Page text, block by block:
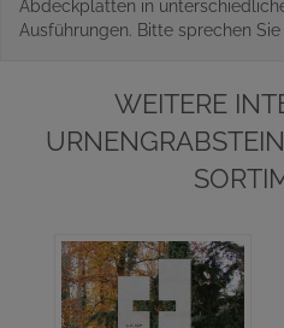
Abdeckplatten in
Ausführungen. Bitte sprechen Sie
WEITERE